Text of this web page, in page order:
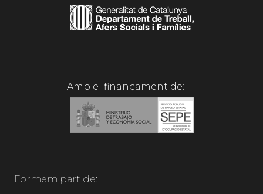
Amb el finançament de:
Formem part de: